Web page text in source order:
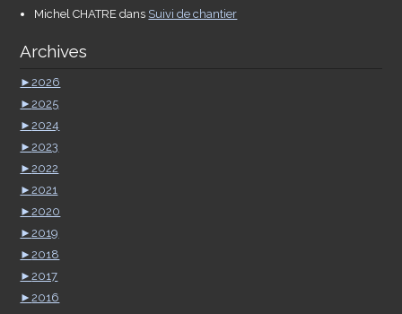
Michel CHATRE dans Suivi de chantier
Archives
►2026
►2025
►2024
►2023
►2022
►2021
►2020
►2019
►2018
►2017
►2016